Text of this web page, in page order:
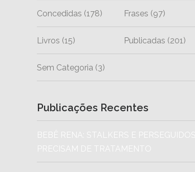
Concedidas (178) Frases (97)
Livros (15) Publicadas (201)
Sem Categoria (3)
Publicações Recentes
BEBÊ RENA: STALKERS E PERSEGUIDOS
PRECISAM DE TRATAMENTO